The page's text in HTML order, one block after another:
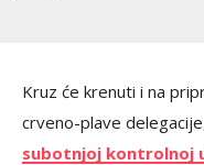
Kruz će krenuti i na
crveno-plave
subotnjoj kontrolnoj